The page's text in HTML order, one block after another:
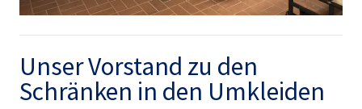
Unser Vorstand zu den
Schränken in den Umkleiden